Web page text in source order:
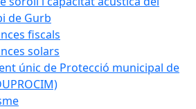
de Gurb
fiscals
solars
únic de Protecció municipal de